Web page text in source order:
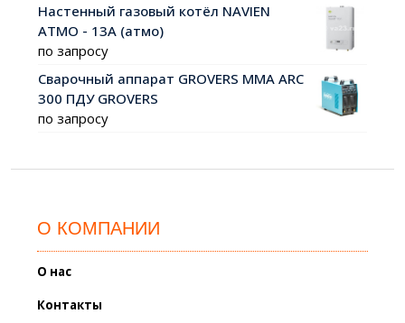
Настенный газовый котёл NAVIEN
АТМО - 13А (атмо)
по запросу
Сварочный аппарат GROVERS MMA ARC
300 ПДУ GROVERS
по запросу
О КОМПАНИИ
О нас
Контакты